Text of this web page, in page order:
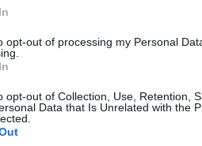
opt-out of processing my Personal
opt-out of Collection, Use, Retention,
Data that Is Unrelated with the
unavailable